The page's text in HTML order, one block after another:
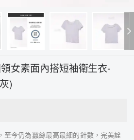
女素面內搭短袖衛生衣-
)
至今仍為蠶絲最高最細的針數，完美詮